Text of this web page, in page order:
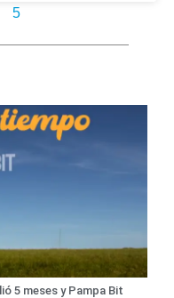
5
5 meses y Pampa Bit